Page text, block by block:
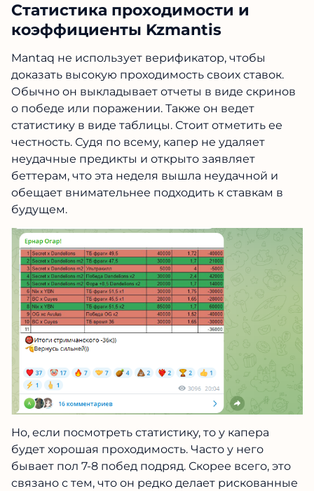
Статистика проходимости и
коэффициенты Kzmantis
Mantaq не использует верификатор, чтобы
доказать высокую проходимость своих ставок.
Обычно он выкладывает отчеты в виде скринов
о победе или поражении. Также он ведет
статистику в виде таблицы. Стоит отметить ее
честность. Судя по всему, капер не удаляет
неудачные предикты и открыто заявляет
беттерам, что эта неделя вышла неудачной и
обещает внимательнее подходить к ставкам в
будущем.
Но, если посмотреть статистику, то у капера
будет хорошая проходимость. Часто у него
бывает пол 7-8 побед подряд. Скорее всего, это
связано с тем, что он редко делает рискованные